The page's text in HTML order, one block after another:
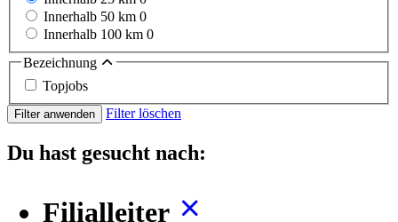
Innerhalb 50 km 0
Innerhalb 100 km 0
Bezeichnung
Topjobs
Filter anwenden Filter löschen
Du hast gesucht nach:
Filialleiter